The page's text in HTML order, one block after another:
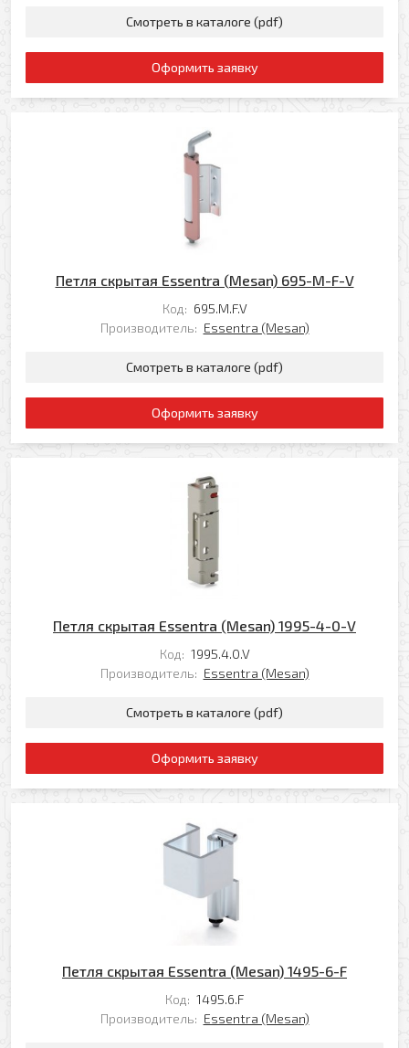
Смотреть в каталоге (pdf)
Оформить заявку
Петля скрытая Essentra (Mesan) 695-M-F-V
Код: 695.M.F.V
Производитель: Essentra (Mesan)
Смотреть в каталоге (pdf)
Оформить заявку
Петля скрытая Essentra (Mesan) 1995-4-0-V
Код: 1995.4.0.V
Производитель: Essentra (Mesan)
Смотреть в каталоге (pdf)
Оформить заявку
Петля скрытая Essentra (Mesan) 1495-6-F
Код: 1495.6.F
Производитель: Essentra (Mesan)